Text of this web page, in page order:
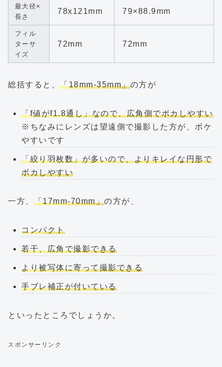
最大径×
長さ
78x121mm 79×88.9mm
フィル
ターサ
イズ
72mm 72mm
総括すると、 「18mm-35mm」の方が
「f値がf1.8通し」なので、広角側でボカしやすい
※ちなみにレンズは望遠側で撮影した方が、ボケ
やすいです
「絞り羽枚数」が多いので、よりキレイな円形で
ボカしやすい
一方、 「17mm-70mm」の方が、
コンパクト
若干、広角で撮影できる
より被写体に寄って撮影できる
手ブレ補正が付いている
といったところでしょうか。
スポンサーリンク